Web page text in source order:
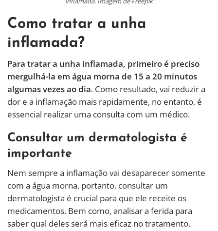
Como tratar a unha
inflamada?
Para tratar a unha inflamada, primeiro é preciso
mergulhá-la em água morna de 15 a 20 minutos
algumas vezes ao dia. Como resultado, vai reduzir a
dor e a inflamação mais rapidamente, no entanto, é
essencial realizar uma consulta com um médico.
Consultar um dermatologista é
importante
Nem sempre a inflamação vai desaparecer somente
com a água morna, portanto, consultar um
dermatologista é crucial para que ele receite os
medicamentos. Bem como, analisar a ferida para
saber qual deles será mais eficaz no tratamento.